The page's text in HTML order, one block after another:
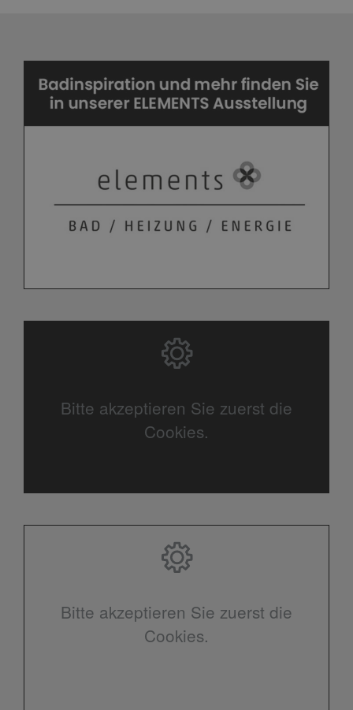
Bitte akzeptieren Sie zuerst die
Cookies.
Bitte akzeptieren Sie zuerst die
Cookies.